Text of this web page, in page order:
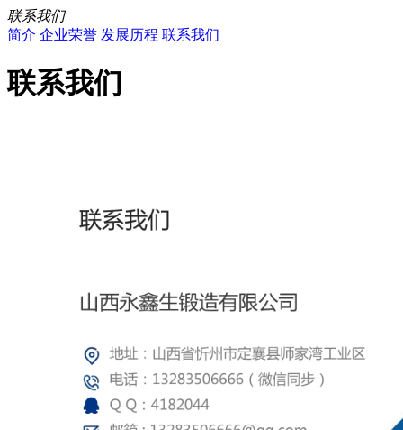
联系我们
简介 企业荣誉 发展历程 联系我们
联系我们